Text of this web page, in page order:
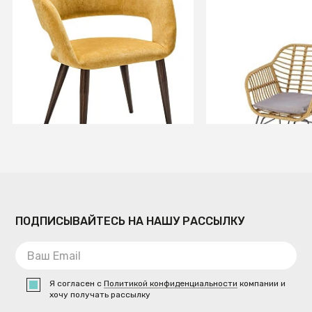
Стул Hugs желтый/т.орех
+3
В КОРЗИНУ В
ПОДПИСЫВАЙТЕСЬ НА НАШУ РАССЫЛКУ
Я согласен сПолитикой конфиденциальности компании и
хочу получать рассылку